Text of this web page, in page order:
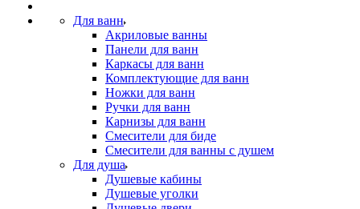
Для ванн
Акриловые ванны
Панели для ванн
Каркасы для ванн
Комплектующие для ванн
Ножки для ванн
Ручки для ванн
Карнизы для ванн
Смесители для биде
Смесители для ванны с душем
Для душа
Душевые кабины
Душевые уголки